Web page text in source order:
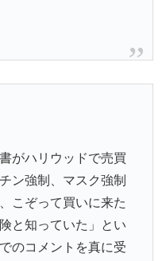
がハリウッドで売買
ン強制、マスク強制
こぞって買いに来た
と知っていた」とい
のコメントを真に受